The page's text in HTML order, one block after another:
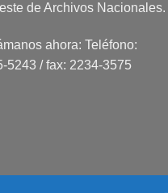
de Archivos Nacionales.
ahora: Teléfono:
5243 / fax: 2234-3575